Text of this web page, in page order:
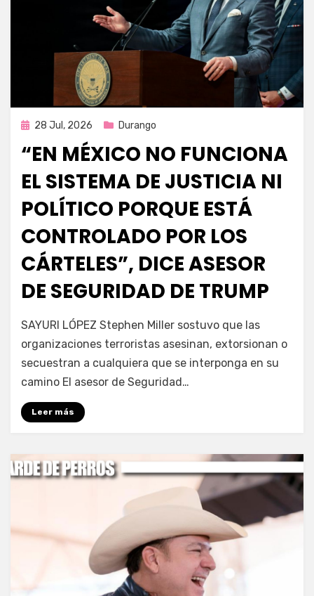
Publicada
28 Jul, 2026 Durango
“EN MÉXICO NO FUNCIONA
EL SISTEMA DE JUSTICIA NI
POLÍTICO PORQUE ESTÁ
CONTROLADO POR LOS
CÁRTELES”, DICE ASESOR
DE SEGURIDAD DE TRUMP
porFernando Miranda Servín
SAYURI LÓPEZ Stephen Miller sostuvo que las
organizaciones terroristas asesinan, extorsionan o
secuestran a cualquiera que se interponga en su
camino El asesor de Seguridad…
Leer más